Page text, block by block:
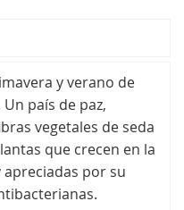
y verano de
país de paz,
vegetales de seda
que crecen en la
por su